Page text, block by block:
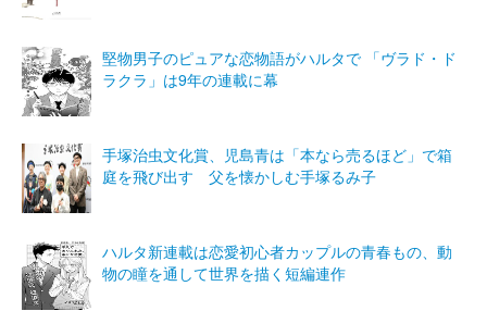
堅物男子のピュアな恋物語がハルタで 「ヴラド・ド
ラクラ」は9年の連載に幕
手塚治虫文化賞、児島青は「本なら売るほど」で箱
庭を飛び出す 父を懐かしむ手塚るみ子
ハルタ新連載は恋愛初心者カップルの青春もの、動
物の瞳を通して世界を描く短編連作